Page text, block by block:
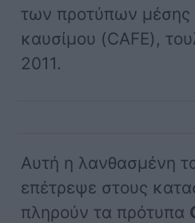
των προτύπων
καυσίμου (CAFE),
2011.
Αυτή η λανθασμένη
επέτρεψε στους
πληρούν τα πρότυπα